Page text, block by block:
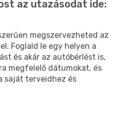
az utazásodat ide:
megszervezheted az
Foglald le egy helyen a
és akár az autóbérlést is,
megfelelő dátumokat, és
saját terveidhez és